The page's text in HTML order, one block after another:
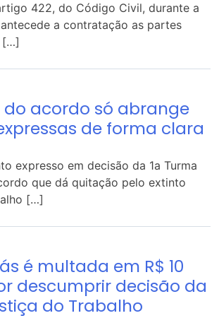
422, do Código Civil, durante a
a contratação as partes
[…]
do acordo só abrange
de forma clara
expresso em decisão da 1a Turma
que dá quitação pelo extinto
[…]
é multada em R$ 10
descumprir decisão da
do Trabalho